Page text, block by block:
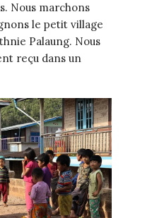
Nous marchons
le petit village
Palaung. Nous
reçu dans un